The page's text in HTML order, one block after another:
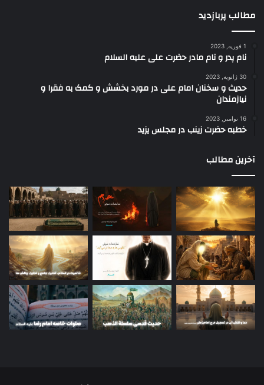
مطالب پربازدید
1 فوریه, 2023
نام پدر و نام مادر حضرت علی علیه السلام
30 ژانویه, 2023
حدیث و سخنان امام علی در مورد بخشش و کمک به فقرا و
نیازمندان
16 نوامبر, 2023
خطبه حضرت زینب در مجلس یزید
آخرین مطالب